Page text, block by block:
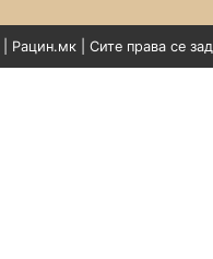
Рацин.мк | Сите права се